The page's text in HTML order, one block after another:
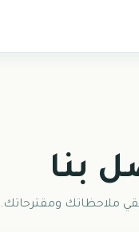
بنا
ملاحظاتك ومقترحاتك.